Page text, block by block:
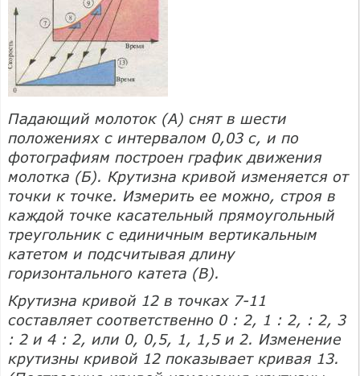
Падающий молоток (А) снят в шести
положениях с интервалом 0,03 с, и по
фотографиям построен график движения
молотка (Б). Крутизна кривой изменяется от
точки к точке. Измерить ее можно, строя в
каждой точке касательный прямоугольный
треугольник с единичным вертикальным
катетом и подсчитывая длину
горизонтального катета (В).
Крутизна кривой 12 в точках 7-11
составляет соответственно 0 : 2, 1 : 2, : 2, 3
: 2 и 4 : 2, или 0, 0,5, 1, 1,5 и 2. Изменение
крутизны кривой 12 показывает кривая 13.